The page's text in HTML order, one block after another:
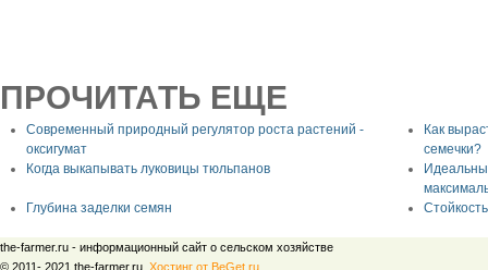
ПРОЧИТАТЬ ЕЩЕ
Современный природный регулятор роста растений -
оксигумат
Как
семечки?
Когда выкапывать луковицы тюльпанов
Глубина заделки семян
the-farmer.ru - информационный сайт о сельском хозяйстве
© 2011- 2021 the-farmer.ru Хостинг от BeGet.ru